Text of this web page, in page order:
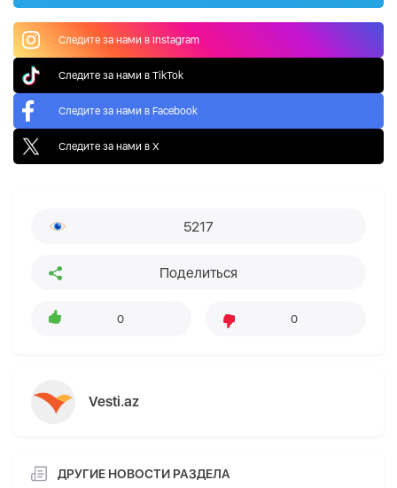
Следите за нами в Instagram
Следите за нами в TikTok
Следите за нами в Facebook
Следите за нами в X
5217
Поделиться
0 0
Vesti.az
ДРУГИЕ НОВОСТИ РАЗДЕЛА